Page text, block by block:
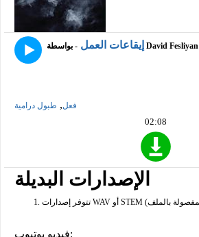
إيقاعات العمل - بواسطة David Fesliyan
فعل, طبول درامية
02:08
الإصدارات البديلة
فيديو يوتيوب: